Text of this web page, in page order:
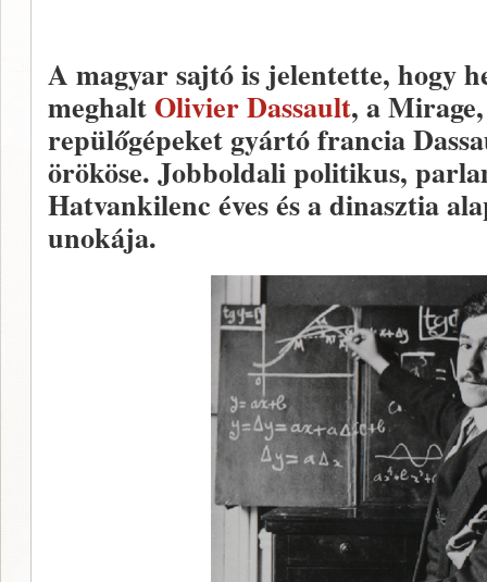
A magyar sajtó is jelentette, hogy
meghalt Olivier Dassault, a
repülőgépeket gyártó francia
örököse. Jobboldali politikus,
Hatvankilenc éves és a dinasztia
unokája.